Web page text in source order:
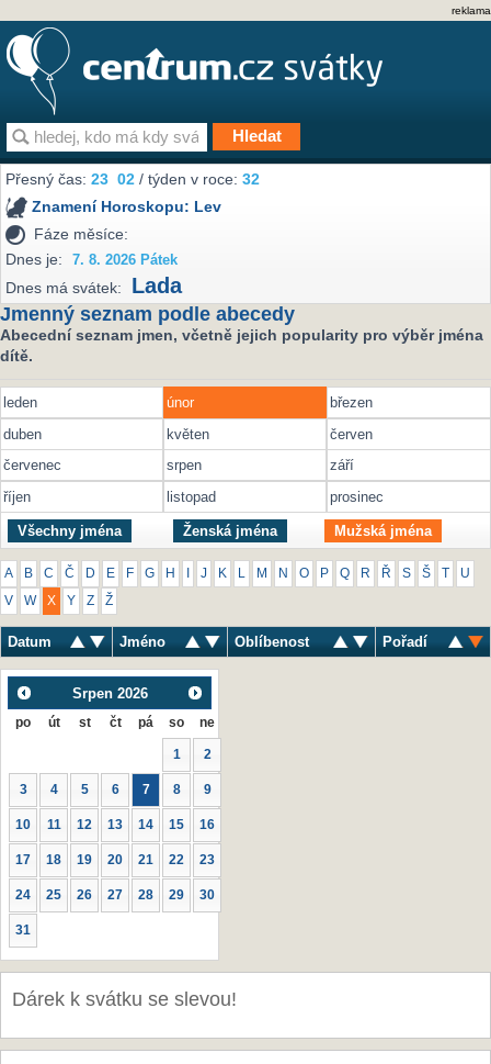
reklama
Přesný čas:23 02 / týden v roce:32
Znamení Horoskopu: Lev
Fáze měsíce:
Dnes je:
7. 8. 2026 Pátek
Dnes má svátek: Lada
Jmenný seznam podle abecedy
Abecední seznam jmen, včetně jejich popularity pro výběr jména
dítě.
leden únor
březen
duben
květen
červen
červenec
srpen
září
říjen
listopad prosinec
Všechny jména Ženská jména Mužská jména
A B C Č D E F G H J K M N O P Q R Ř S Š U
V W X Y Z Ž
Datum Jméno Oblíbenost Pořadí
Srpen 2026
po út st čt pá so ne
1 2
3 4 5 6 7 8 9
10 11 12 13 14 15 16
17 18 19 20 21 22 23
24 25 26 27 28 29 30
31
Dárek k svátku se slevou!